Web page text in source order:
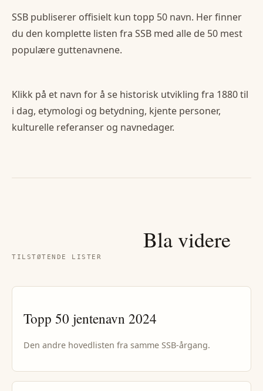
SSB publiserer offisielt kun topp 50 navn. Her finner
du den komplette listen fra SSB med alle de 50 mest
populære guttenavnene.
Klikk på et navn for å se historisk utvikling fra 1880 til
i dag, etymologi og betydning, kjente personer,
kulturelle referanser og navnedager.
TILSTØTENDE LISTER
Bla videre
Topp 50 jentenavn 2024
Den andre hovedlisten fra samme SSB-årgang.